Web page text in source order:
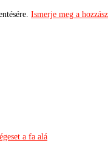
Ismerje meg a
a fa alá